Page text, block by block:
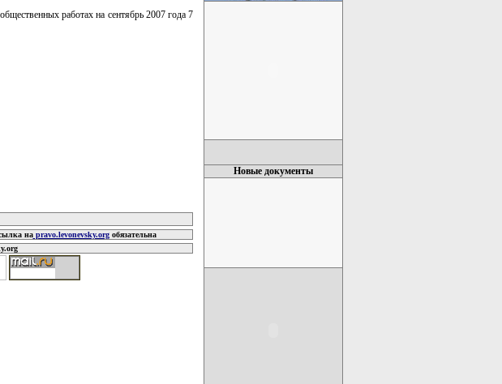
работах на сентябрь 2007 года 7
наpravo.levonevsky.orgобязательна
Новые документы